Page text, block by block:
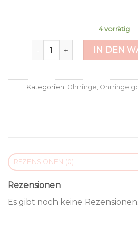
4 vorrätig
Bergkristall MengeIN DEN
Kategorien: Ohrringe Ohrringe
REZENSIONEN (0)
Rezensionen
Es gibt noch keine Rezensionen.